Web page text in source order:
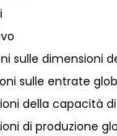
sulle
sulle entrate
della capacità
di produzione